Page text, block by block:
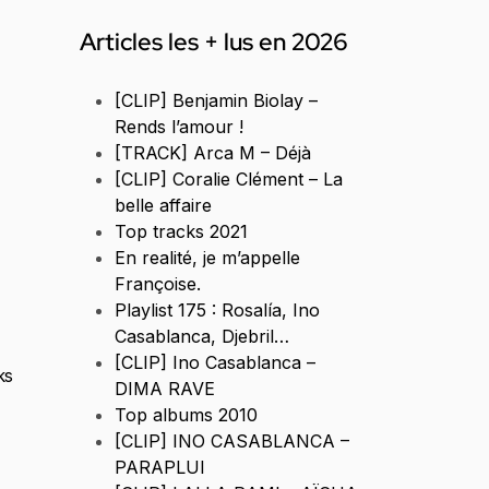
Articles les + lus en 2026
[CLIP] Benjamin Biolay –
Rends l’amour !
[TRACK] Arca M – Déjà
[CLIP] Coralie Clément – La
belle affaire
Top tracks 2021
En realité, je m’appelle
Françoise.
Playlist 175 : Rosalía, Ino
Casablanca, Djebril…
[CLIP] Ino Casablanca –
DIMA RAVE
Top albums 2010
[CLIP] INO CASABLANCA –
PARAPLUI